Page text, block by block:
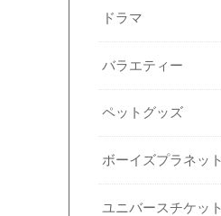
ドラマ
バラエティー
ペットグッズ
ボーイズプラネット
ユニバースチケット